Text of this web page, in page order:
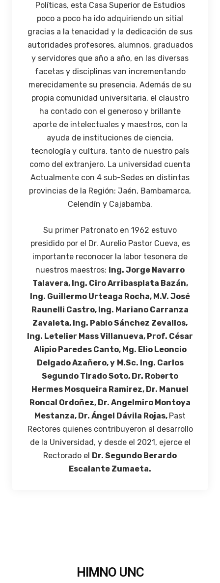
Políticas, esta Casa Superior de Estudios
poco a poco ha ido adquiriendo un sitial
gracias a la tenacidad y la dedicación de sus
autoridades profesores, alumnos, graduados
y servidores que año a año, en las diversas
facetas y disciplinas van incrementando
merecidamente su presencia. Además de su
propia comunidad universitaria, el claustro
ha contado con el generoso y brillante
aporte de intelectuales y maestros, con la
ayuda de instituciones de ciencia,
tecnología y cultura, tanto de nuestro país
como del extranjero. La universidad cuenta
Actualmente con 4 sub-Sedes en distintas
provincias de la Región: Jaén, Bambamarca,
Celendín y Cajabamba.
Su primer Patronato en 1962 estuvo
presidido por el Dr. Aurelio Pastor Cueva, es
importante reconocer la labor tesonera de
nuestros maestros: Ing. Jorge Navarro
Talavera, Ing. Ciro Arribasplata Bazán,
Ing. Guillermo Urteaga Rocha, M.V. José
Raunelli Castro, Ing. Mariano Carranza
Zavaleta, Ing. Pablo Sánchez Zevallos,
Ing. Letelier Mass Villanueva, Prof. César
Alipio Paredes Canto, Mg. Elio Leoncio
Delgado Azañero, y M.Sc. Ing. Carlos
Segundo Tirado Soto, Dr. Roberto
Hermes Mosqueira Ramirez, Dr. Manuel
Roncal Ordoñez, Dr. Angelmiro Montoya
Mestanza, Dr. Ángel Dávila Rojas, Past
Rectores quienes contribuyeron al desarrollo
de la Universidad, y desde el 2021, ejerce el
Rectorado el Dr. Segundo Berardo
Escalante Zumaeta.
HIMNO UNC